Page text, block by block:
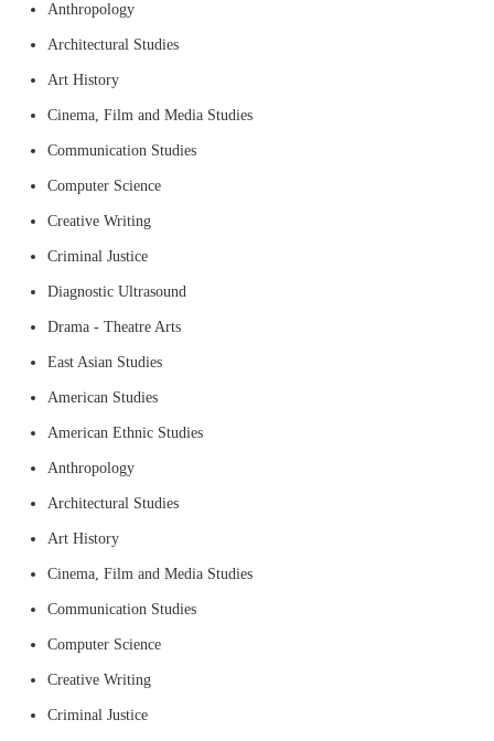
Anthropology
Architectural Studies
Art History
Cinema, Film and Media Studies
Communication Studies
Computer Science
Creative Writing
Criminal Justice
Diagnostic Ultrasound
Drama - Theatre Arts
East Asian Studies
American Studies
American Ethnic Studies
Anthropology
Architectural Studies
Art History
Cinema, Film and Media Studies
Communication Studies
Computer Science
Creative Writing
Criminal Justice